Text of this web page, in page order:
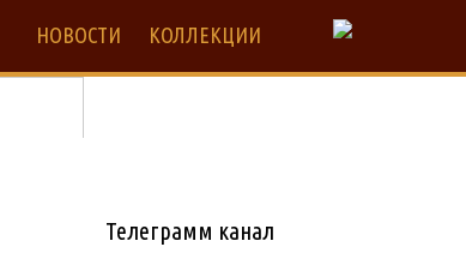
НОВОСТИ КОЛЛЕКЦИИ
Телеграмм канал